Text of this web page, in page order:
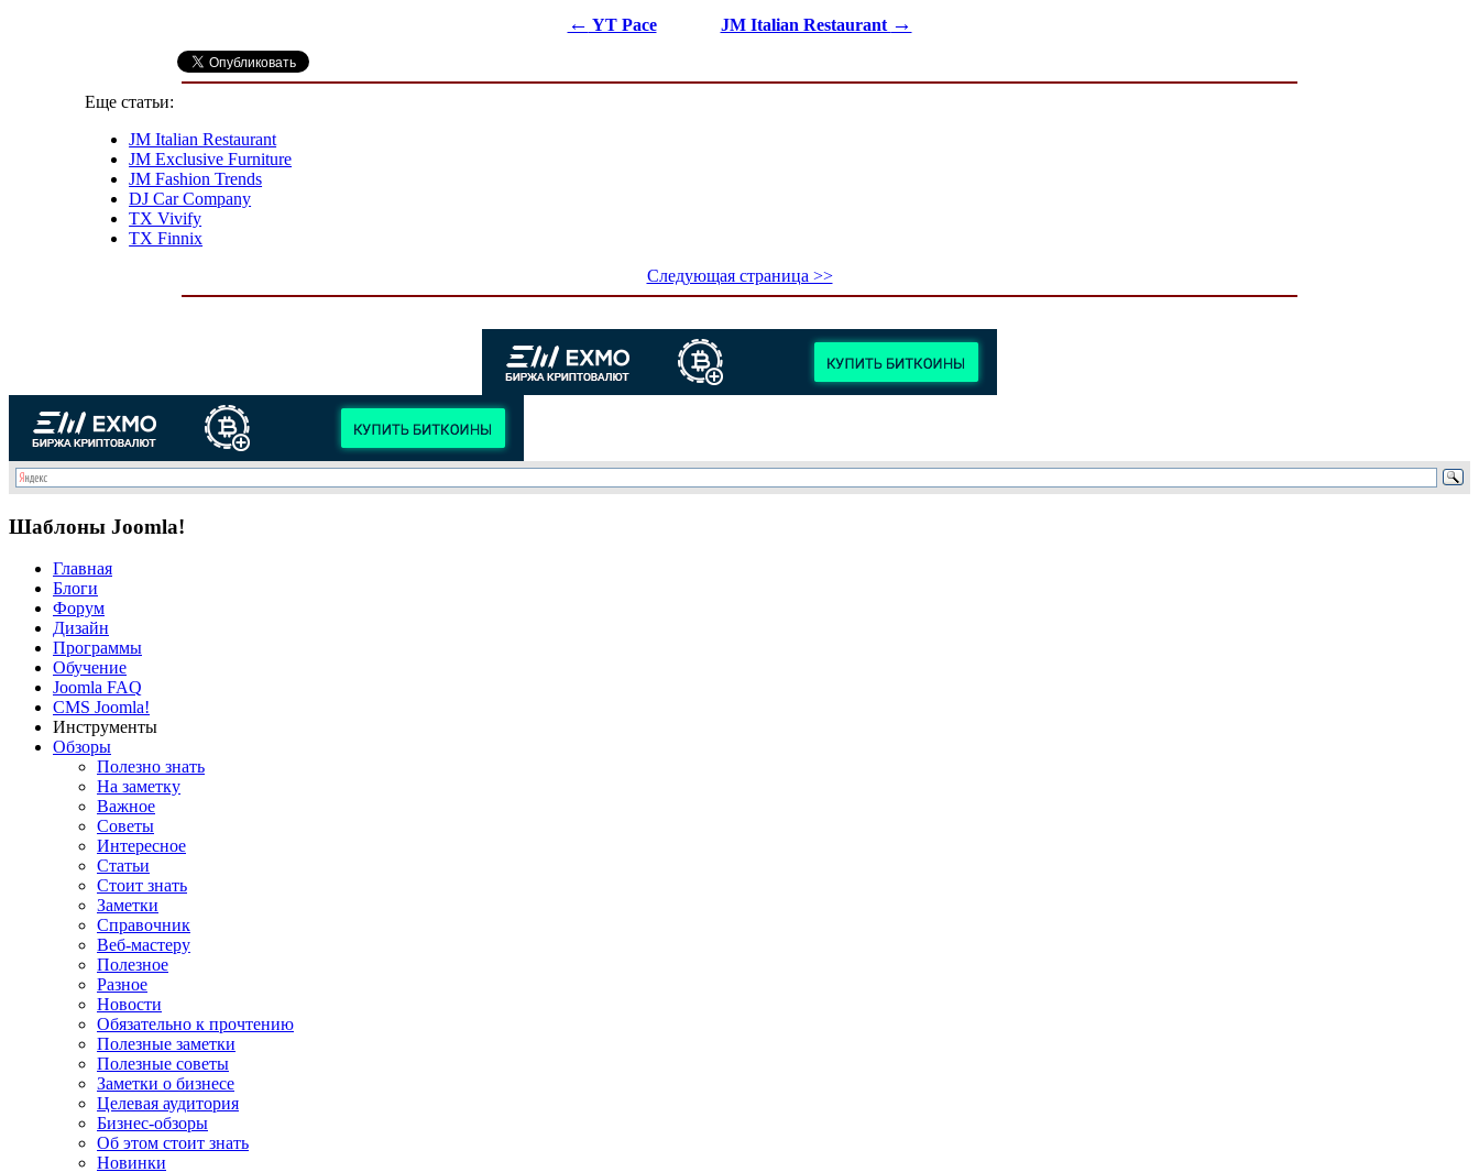
← YT Pace JM Italian Restaurant →
Еще статьи:
JM Italian Restaurant
JM Exclusive Furniture
JM Fashion Trends
DJ Car Company
TX Vivify
TX Finnix
Следующая страница >>
Шаблоны Joomla!
Главная
Блоги
Форум
Дизайн
Программы
Обучение
Joomla FAQ
CMS Joomla!
Инструменты
Обзоры
Полезно знать
На заметку
Важное
Советы
Интересное
Статьи
Стоит знать
Заметки
Справочник
Веб-мастеру
Полезное
Разное
Новости
Обязательно к прочтению
Полезные заметки
Полезные советы
Заметки о бизнесе
Целевая аудитория
Бизнес-обзоры
Об этом стоит знать
Новинки